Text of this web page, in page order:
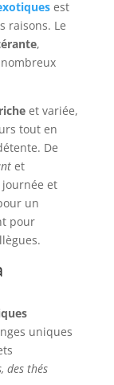
est
raisons. Le
,
et variée,
tout en
De
et
et
un
pour
uniques
des thés